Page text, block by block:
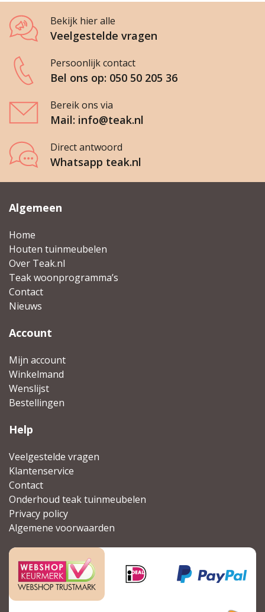
Bekijk hier alle
Veelgestelde vragen
Persoonlijk contact
Bel ons op: 050 50 205 36
Bereik ons via
Mail: info@teak.nl
Direct antwoord
Whatsapp teak.nl
Algemeen
Home
Houten tuinmeubelen
Over Teak.nl
Teak woonprogramma’s
Contact
Nieuws
Account
Mijn account
Winkelmand
Wenslijst
Bestellingen
Help
Veelgestelde vragen
Klantenservice
Contact
Onderhoud teak tuinmeubelen
Privacy policy
Algemene voorwaarden